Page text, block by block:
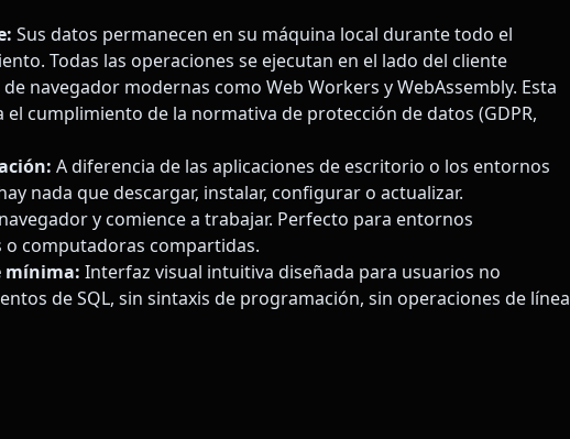
Sus datos permanecen en su máquina local durante todo el
Todas las operaciones se ejecutan en el lado del cliente
navegador modernas como Web Workers y WebAssembly. Esta
cumplimiento de la normativa de protección de datos (GDPR,
A diferencia de las aplicaciones de escritorio o los entornos
nada que descargar, instalar, configurar o actualizar.
y comience a trabajar. Perfecto para entornos
computadoras compartidas.
mínima: Interfaz visual intuitiva diseñada para usuarios no
de SQL, sin sintaxis de programación, sin operaciones de línea